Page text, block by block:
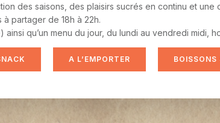
des saisons, des plaisirs sucrés en continu et une
partager de 18h à 22h.
qu’un menu du jour, du lundi au vendredi midi,
A L’EMPORTER BOISSONS